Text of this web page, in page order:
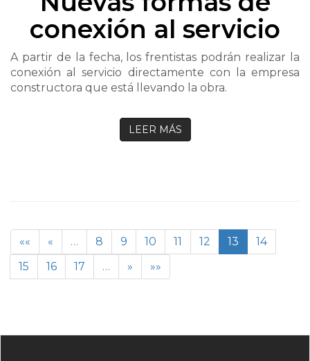
conexión al servicio
A partir de la fecha, los frentistas podrán realizar la
conexión al servicio directamente con la empresa
constructora que está llevando la obra.
LEER MÁS
«« « … 8 9 10 11 12 13
14
15
16 17 … » »»